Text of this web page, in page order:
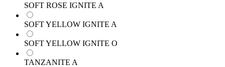
SOFT ROSE IGNITE A
SOFT YELLOW IGNITE A
SOFT YELLOW IGNITE O
TANZANITE A